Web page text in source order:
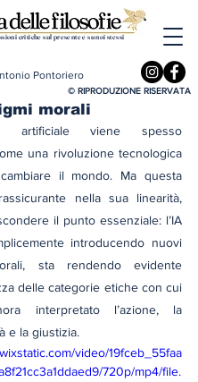
critiche sul presente e su noi stessi
morali
Pontoriero
artificiale viene spesso
una rivoluzione tecnologica
il mondo. Ma questa
nella sua linearità,
il punto essenziale: l’IA
introducendo nuovi
sta rendendo evidente
delle categorie etiche con cui
interpretato l’azione, la
e la giustizia.
video/19fceb_55faa
720p/mp4/file.
© RIPRODUZIONE RISERVATA